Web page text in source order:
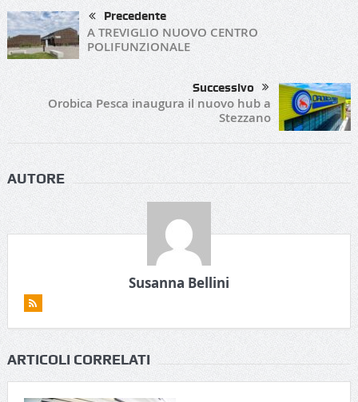
Precedente
A TREVIGLIO NUOVO CENTRO
POLIFUNZIONALE
Successivo
Orobica Pesca inaugura il nuovo hub a
Stezzano
AUTORE
Susanna Bellini
ARTICOLI CORRELATI